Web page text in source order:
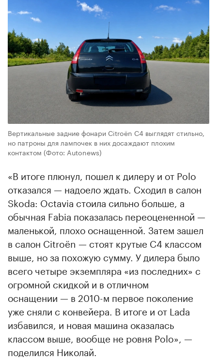
Вертикальные задние фонари Citroёn C4 выглядят стильно,
но патроны для лампочек в них досаждают плохим
контактом (Фото: Autonews)
«В итоге плюнул, пошел к дилеру и от Polo
отказался — надоело ждать. Сходил в салон
Skoda: Octavia стоила сильно больше, а
обычная Fabia показалась переоцененной —
маленькой, плохо оснащенной. Затем зашел
в салон Citroёn — стоят крутые С4 классом
выше, но за похожую сумму. У дилера было
всего четыре экземпляра «из последних» с
огромной скидкой и в отличном
оснащении — в 2010-м первое поколение
уже сняли с конвейера. В итоге и от Lada
избавился, и новая машина оказалась
классом выше, вообще не ровня Polo», —
поделился Николай.